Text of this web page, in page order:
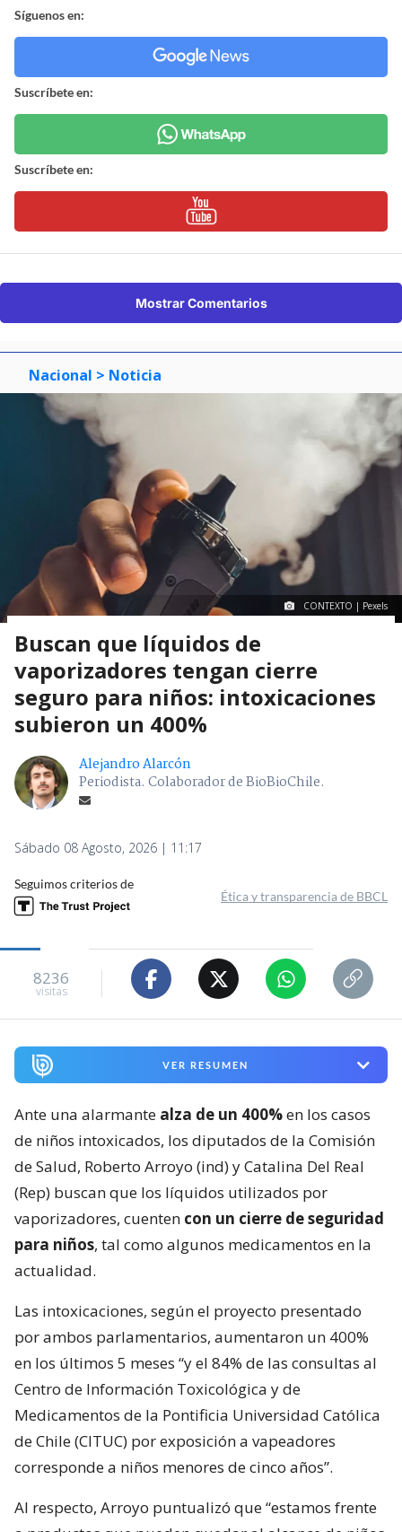
Síguenos en:
Suscríbete en:
Suscríbete en:
Mostrar Comentarios
Nacional > Noticia
CONTEXTO | Pexels
Buscan que líquidos de
vaporizadores tengan cierre
seguro para niños: intoxicaciones
subieron un 400%
Alejandro Alarcón
Periodista. Colaborador de BioBioChile.
Sábado 08 Agosto, 2026 | 11:17
Seguimos criterios de
Ética y transparencia de BBCL
8236
visitas
VER RESUMEN
Ante una alarmante alza de un 400%en los casos
de niños intoxicados, los diputados de la Comisión
de Salud, Roberto Arroyo (ind) y Catalina Del Real
(Rep) buscan que los líquidos utilizados por
vaporizadores, cuenten con un cierre de seguridad
para niños, tal como algunos medicamentos en la
actualidad.
Las intoxicaciones, según el proyecto presentado
por ambos parlamentarios, aumentaron un 400%
en los últimos 5 meses “y el 84% de las consultas al
Centro de Información Toxicológica y de
Medicamentos de la Pontificia Universidad Católica
de Chile (CITUC) por exposición a vapeadores
corresponde a niños menores de cinco años”.
Al respecto, Arroyo puntualizó que “estamos frente